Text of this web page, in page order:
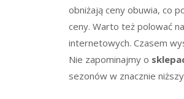
obniżają ceny obuwia, co
ceny. Warto też polować na
internetowych. Czasem
Nie zapominajmy o
sezonów w znacznie